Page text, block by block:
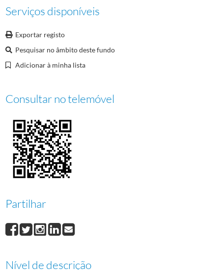
Serviços disponíveis
Exportar registo
Pesquisar no âmbito deste fundo
Adicionar à minha lista
Consultar no telemóvel
Partilhar
Nível de descrição